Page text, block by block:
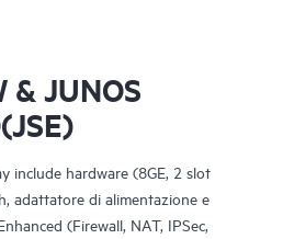
& JUNOS
include hardware (8GE, 2 slot
adattatore di alimentazione e
(Firewall, NAT, IPSec,